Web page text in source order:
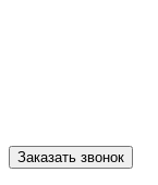
Заказать звонок